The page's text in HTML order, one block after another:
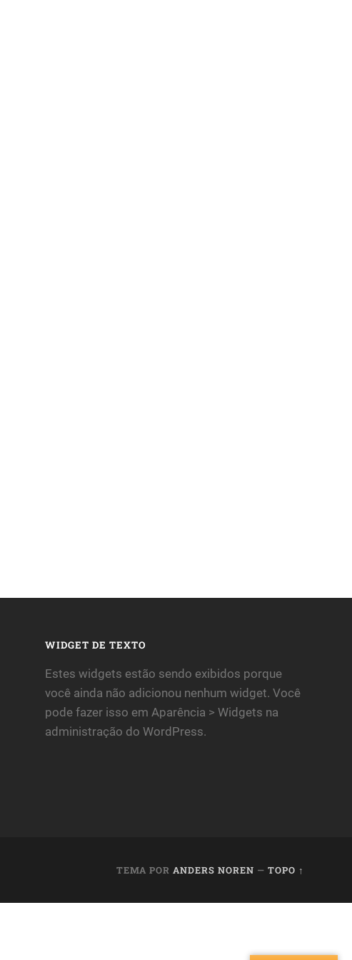
WIDGET DE TEXTO
Estes widgets estão sendo exibidos porque
você ainda não adicionou nenhum widget. Você
pode fazer isso em Aparência > Widgets na
administração do WordPress.
TEMA POR ANDERS NOREN — TOPO ↑